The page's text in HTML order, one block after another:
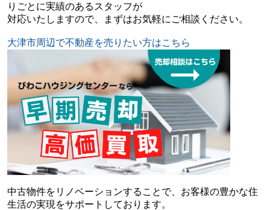
りごとに実績のあるスタッフが
対応いたしますので、まずはお気軽にご相談ください。
大津市周辺で不動産を売りたい方はこちら
中古物件をリノベーションすることで、お客様の豊かな住
生活の実現をサポートしております。